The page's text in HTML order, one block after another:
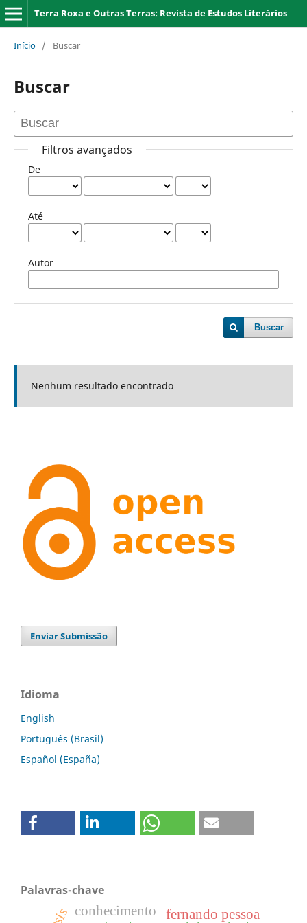
Terra Roxa e Outras Terras: Revista de Estudos Literários
Início / Buscar
Buscar
Filtros avançados
De
Até
Autor
Buscar
Nenhum resultado encontrado
Enviar Submissão
Idioma
English
Português (Brasil)
Español (España)
Palavras-chave
fernando pessoa
conhecimento